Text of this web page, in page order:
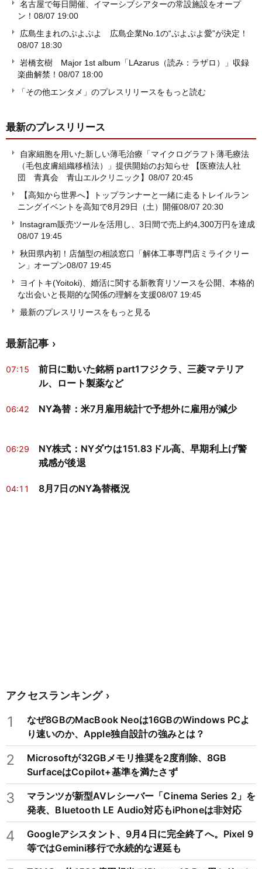
名古屋で毎日開催、イマーシブシアターの常設施設をオープ
ン！ 08/07 19:00
広島生まれのぷよぷよ 広島企業No.1の“ぷよぷよ愛”が決定！
08/07 18:30
岩橋玄樹 Major 1st album「LAzarus（読み：ラザロ）」収録
楽曲解禁！ 08/07 18:00
「その他エンタメ」のプレスリリースをもっと読む
最新のプレスリリース
自家細胞を用いた新しい薄毛治療「マイクログラフト薄毛療法
（毛包皮膚組織移植法）」提供開始のお知らせ 【医療法人社
団 青真会 青山エルクリニック】 08/07 20:45
【高知から世界へ】トップランナーと一緒に走るトレイルラン
ニングイベントを高知で8月29日（土）開催08/07 20:30
Instagram販売ツールを活用し、3日間で売上約4,300万円を達成
08/07 19:45
秋田県内初！店舗型の相談窓口「解体工事専門店ミライクリー
ン」オープン08/07 19:45
ヨイトキ(Yoitoki)、婚活に関する新教育リソースを公開、本格的
な出会いと長期的な関係の理解を支援08/07 19:45
最新のプレスリリースをもっと見る
最新記事
07:15
前日に動いた銘柄 part1フジクラ、三菱マテリア
ル、ロート製薬など
06:42 NY為替：米7月雇用統計で予想外に雇用が減少
06:29
NY株式：NYダウは151.83ドル高、早期利上げ警
戒感が後退
04:11 8月7日のNY為替概況
アクセスランキング
1
なぜ8GBのMacBook Neoは16GBのWindows PCよ
り速いのか、Apple独自設計の強みとは？
2
Microsoftが32GBメモリ推奨を2度削除、8GB
SurfaceはCopilot+基準を満たさず
3
マランツが新型AVレシーバー「Cinema Series 2」を
発表、Bluetooth LE Audio対応もiPhoneは非対応
4
Googleアシスタント、9月4日に完全終了へ。Pixel 9
等ではGemini移行で永続的な遅延も